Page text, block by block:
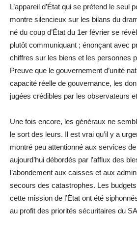
L’appareil d’État qui se prétend le seul
montre silencieux sur les bilans du
né du coup d’État du 1er février se
plutôt communiquant ; énonçant avec
chiffres sur les biens et les personnes
Preuve que le gouvernement d’unité
capacité réelle de gouvernance, les
jugées crédibles par les observateurs
Une fois encore, les généraux ne
le sort des leurs. Il est vrai qu’il y a
montré peu attentionné aux services
aujourd’hui débordés par l’afflux des
l’abondement aux caisses et aux
secours des catastrophes. Les
cette mission de l’État ont été
au profit des priorités sécuritaires du